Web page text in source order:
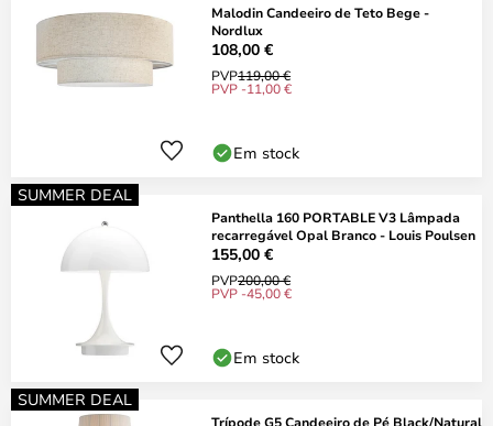
Malodin Candeeiro de Teto Bege -
Nordlux
108,00 €
PVP119,00 €
PVP -11,00 €
Em stock
SUMMER DEAL
Panthella 160 PORTABLE V3 Lâmpada
recarregável Opal Branco - Louis Poulsen
155,00 €
PVP200,00 €
PVP -45,00 €
Em stock
SUMMER DEAL
Trípode G5 Candeeiro de Pé Black/Natural